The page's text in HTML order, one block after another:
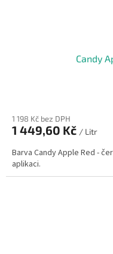
Candy
1 198 Kč bez DPH
1 449,60 Kč / Litr
Barva Candy Apple Red -
aplikaci.